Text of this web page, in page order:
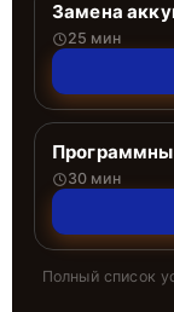
Замена
25 мин
30 мин
Полный список